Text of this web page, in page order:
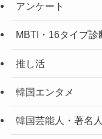
アンケート
MBTI・16タイプ診
推し活
韓国エンタメ
韓国芸能人・著名人